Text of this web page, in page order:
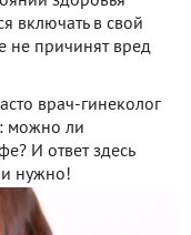
включать в свой
не причинят вред
врач-гинеколог
можно ли
И ответ здесь
нужно!